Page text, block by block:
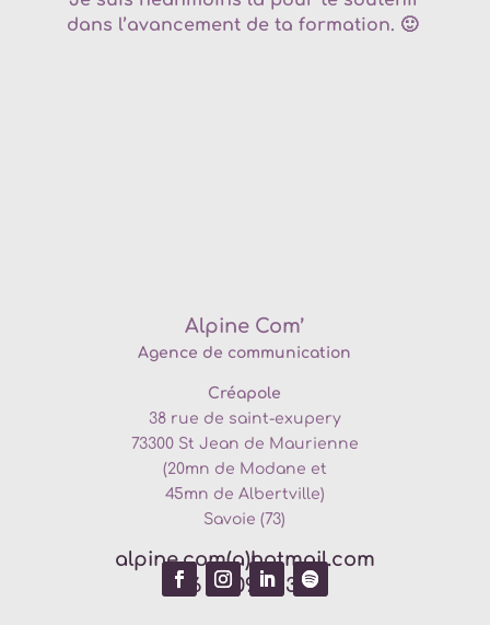
dans l’avancement de ta formation. 🙂
Alpine Com’
Agence de communication
Créapole
38 rue de saint-exupery
73300 St Jean de Maurienne
(20mn de Modane et
45mn de Albertville)
Savoie (73)
alpine.com(a)hotmail.com
06 69 09 17 33